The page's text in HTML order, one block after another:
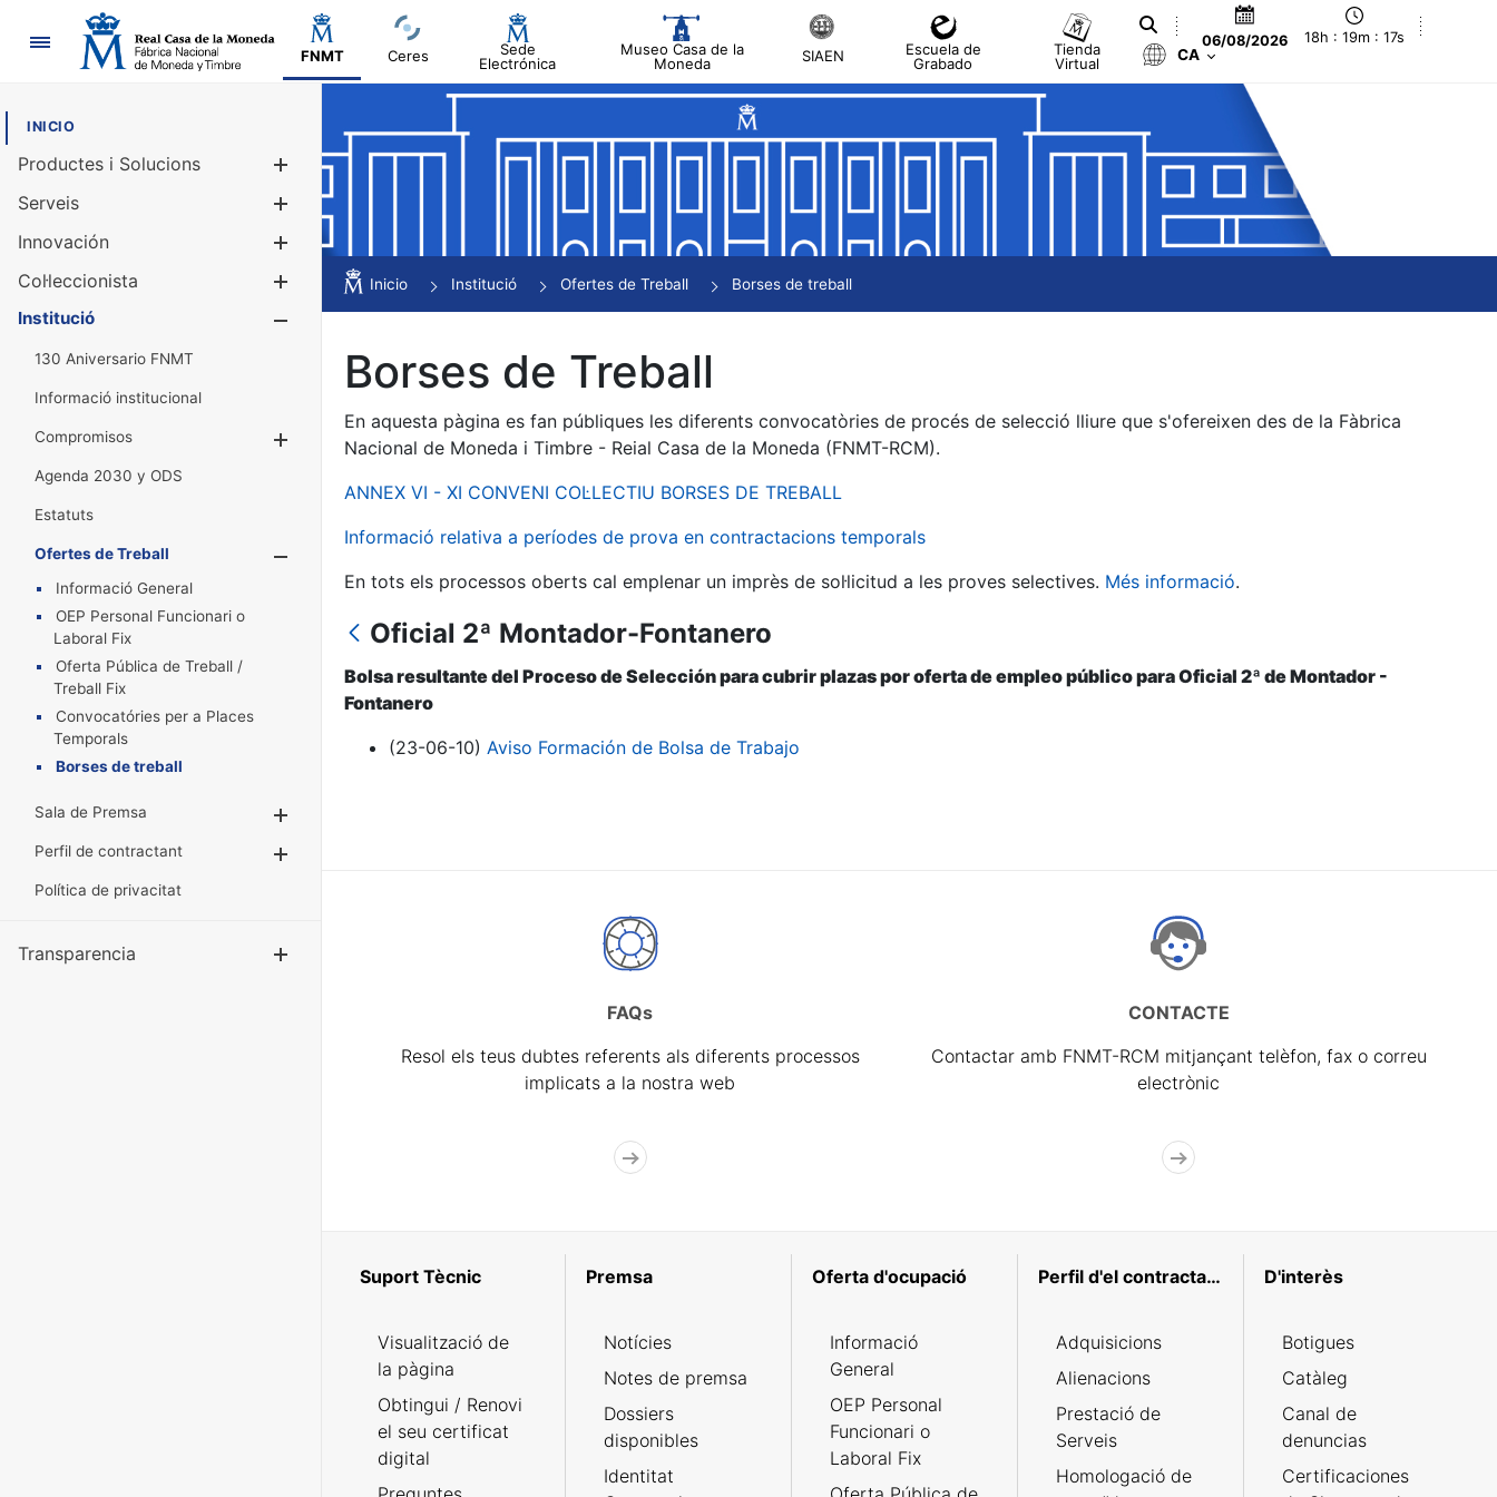
Navegació
FNMT Ceres
Sede
Electrónica
Museo Casa de la
Moneda
SIAEN
Escuela de
Grabado
Tienda
Virtual
06/08/2026 18h : 19m : 17s
CA
INICIO
Productes i Solucions
Mostra/Amaga
Serveis
Innovación
Col·leccionista
Mostra/Amaga
Institució
130 Aniversario FNMT
Informació institucional
Compromisos
Mostra/Amaga
Agenda 2030 y ODS
Estatuts
Ofertes de Treball
Informació General
OEP Personal Funcionari o
Laboral Fix
Oferta Pública de Treball /
Treball Fix
Convocatóries per a Places
Temporals
Borses de treball
Sala de Premsa
Perfil de contractant
Política de privacitat
Transparencia
Inicio Institució Ofertes de Treball Borses de treball
Borses de Treball
En aquesta pàgina es fan públiques les diferents convocatòries de procés de selecció lliure que s'ofereixen des de la Fàbrica
Nacional de Moneda i Timbre - Reial Casa de la Moneda (FNMT-RCM).
ANNEX VI - XI CONVENI COL·LECTIU BORSES DE TREBALL
Informació relativa a períodes de prova en contractacions temporals
En tots els processos oberts cal emplenar un imprès de sol·licitud a les proves selectives. Més informació.
Oficial 2ª Montador-Fontanero
Bolsa resultante del Proceso de Selección para cubrir plazas por oferta de empleo público para Oficial 2ª de Montador -
Fontanero
(23-06-10) Aviso Formación de Bolsa de Trabajo
FAQs
Resol els teus dubtes referents als diferents processos
implicats a la nostra web
CONTACTE
Contactar amb FNMT-RCM mitjançant telèfon, fax o correu
electrònic
Suport Tècnic
Visualització de
la pàgina
Obtingui / Renovi
el seu certificat
digital
Premsa
Notícies
Notes de premsa
Dossiers
disponibles
Identitat
Oferta d'ocupació
Informació
General
OEP Personal
Funcionari o
Laboral Fix
Perfil d'el contractant
Adquisicions
Alienacions
Prestació de
Serveis
Homologació de
D'interès
Botigues
Catàleg
Canal de
denuncias
Certificaciones